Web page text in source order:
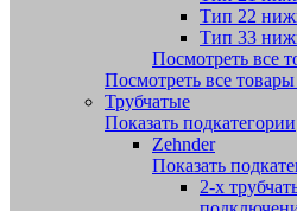
Тип 22
Тип 33
Посмотреть все
Посмотреть все товары
Трубчатые
Показать подкатегории
Zehnder
Показать
2-х